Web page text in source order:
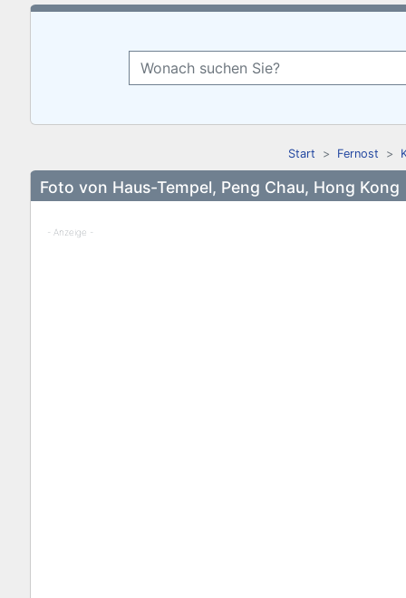
Start Fernost
Foto von Haus-Tempel, Peng Chau, Hong Kong
- Anzeige -